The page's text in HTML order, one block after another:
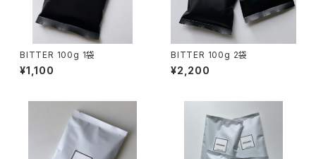
BITTER 100g 1袋
¥1,100
BITTER 100g 2袋
¥2,200